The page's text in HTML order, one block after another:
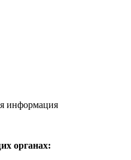
информация
органах: